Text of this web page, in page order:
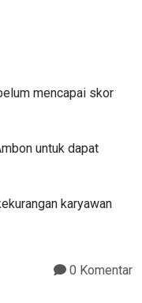
mencapai skor
untuk dapat
karyawan
0 Komentar